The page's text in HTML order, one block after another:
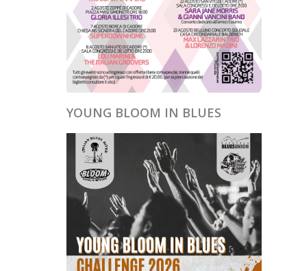
YOUNG BLOOM IN BLUES